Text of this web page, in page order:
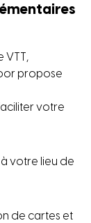
VTT,
propose
votre
votre lieu de
de cartes et